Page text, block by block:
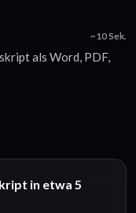
~10 Sek.
als Word, PDF,
in etwa 5